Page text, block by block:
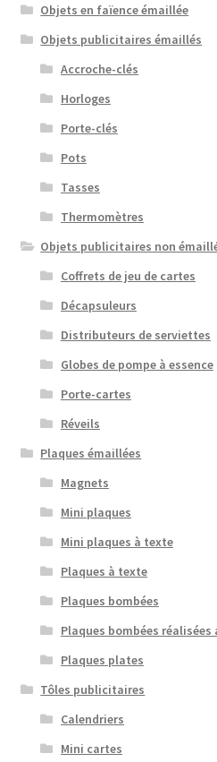
Objets en faïence émaillée
Objets publicitaires émaillés
Accroche-clés
Horloges
Porte-clés
Pots
Tasses
Thermomètres
Objets publicitaires non
Coffrets de jeu de cartes
Décapsuleurs
Distributeurs de serviettes
Globes de pompe à essence
Porte-cartes
Réveils
Plaques émaillées
Magnets
Mini plaques
Mini plaques à texte
Plaques à texte
Plaques bombées
Plaques bombées réalisées
Plaques plates
Tôles publicitaires
Calendriers
Mini cartes